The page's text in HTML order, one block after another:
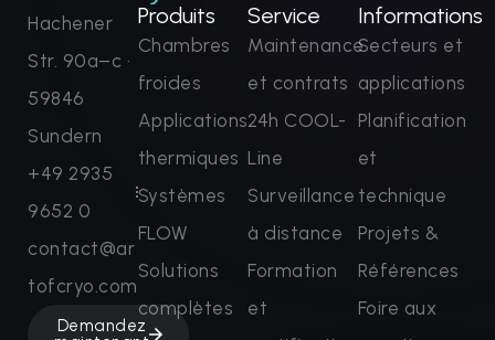
Hachener
Str. 90a–c ·
59846
Sundern
+49 2935
9652 0
contact@ar
tofcryo.com
Demandez
Produits
Chambres
froides
Applications
thermiques
Systèmes
FLOW
Solutions
complètes
Service
Maintenance
et contrats
24h COOL-
Line
Surveillance
à distance
Formation
et
Informations
Secteurs et
applications
Planification
et
technique
Projets &
Références
Foire aux